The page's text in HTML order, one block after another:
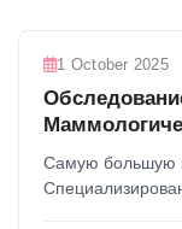
1 October 2025
Самую большую